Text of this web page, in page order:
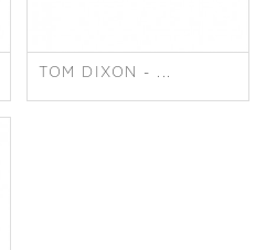
TOM DIXON - ...